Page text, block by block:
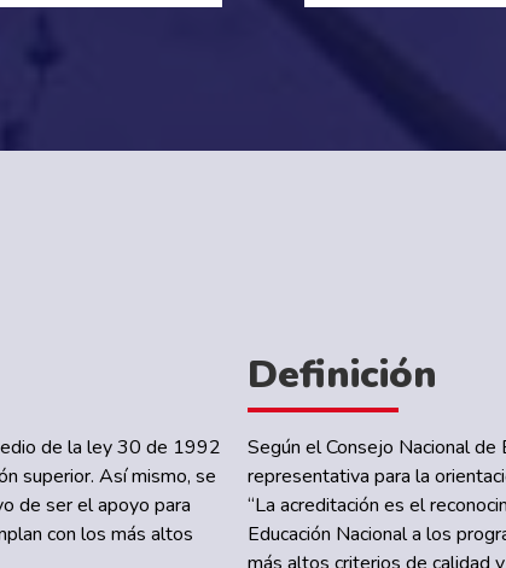
de la ley 30 de 1992
superior. Así mismo, se
de ser el apoyo para
con los más altos
Definición
Según el Consejo Nacional de
representativa para la
“La acreditación es el
Educación Nacional a los